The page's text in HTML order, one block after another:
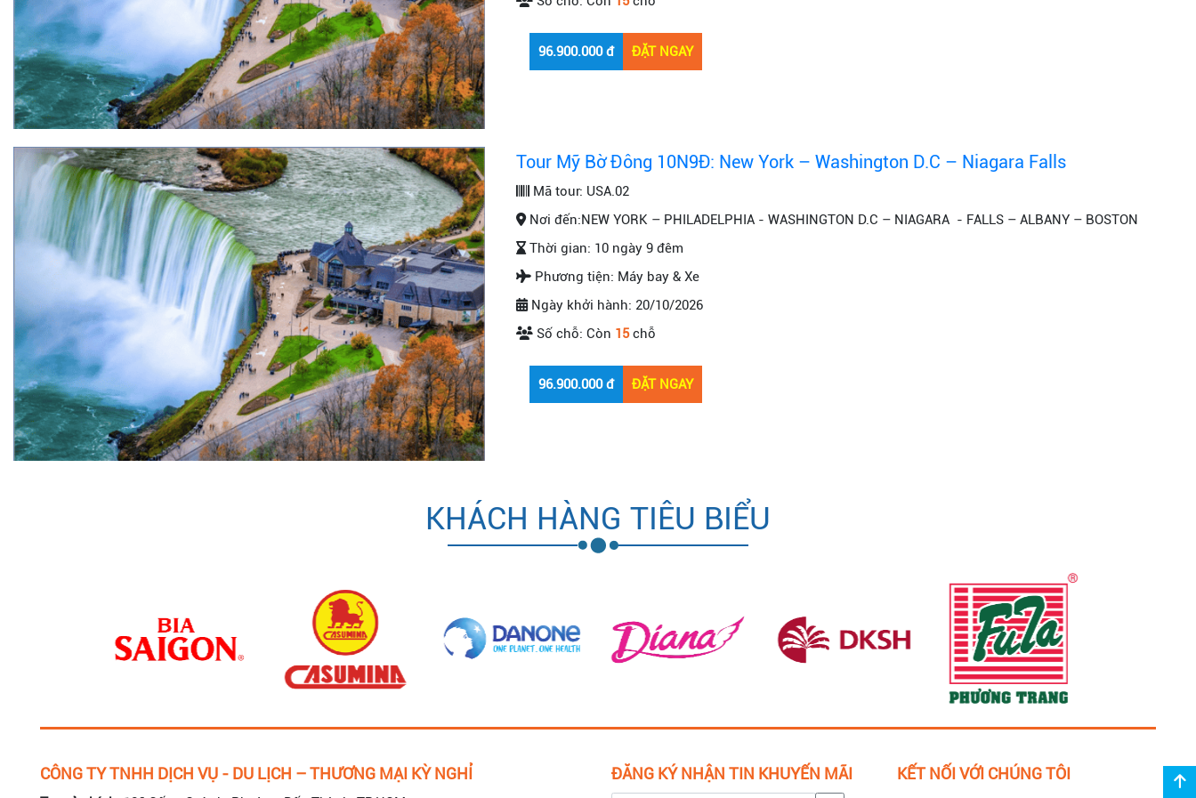
Tour Mỹ Bờ Đông 10N9Đ: New York – Washington D.C – Niagara Falls
Mã tour: USA.02
Nơi đến:NEW YORK – PHILADELPHIA - WASHINGTON D.C – NIAGARA - FALLS – ALBANY – BOSTON
Thời gian: 10 ngày 9 đêm
Phương tiện: Máy bay & Xe
Ngày khởi hành: 20/10/2026
Số chỗ: Còn 15chỗ
KHÁCH HÀNG TIÊU BIỂU
CÔNG TY TNHH DỊCH VỤ - DU LỊCH – THƯƠNG MẠI KỲ NGHỈ ĐĂNG KÝ NHẬN TIN KHUYẾN MÃI KẾT NỐI VỚI CHÚNG TÔI